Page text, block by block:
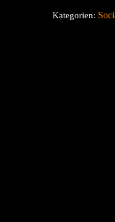
Kategorien: